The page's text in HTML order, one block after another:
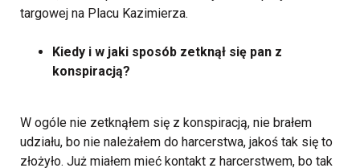
targowej na Placu Kazimierza.
Kiedy i w jaki sposób zetknął się pan z
konspiracją?
W ogóle nie zetknąłem się z konspiracją, nie brałem
udziału, bo nie należałem do harcerstwa, jakoś tak się to
złożyło. Już miałem mieć kontakt z harcerstwem, bo tak